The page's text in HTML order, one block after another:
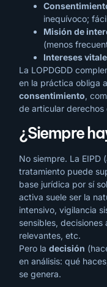
inequívoco;
Misión de
(menos
Intereses
La LOPDGDD
en la práctica obliga
consentimiento,
de articular derechos
¿Siempre
No siempre. La EIPD
tratamiento puede
base jurídica por sí
activa suele ser la
intensivo, vigilancia
sensibles,
relevantes, etc.
Pero la decisión
en análisis: qué
se genera.